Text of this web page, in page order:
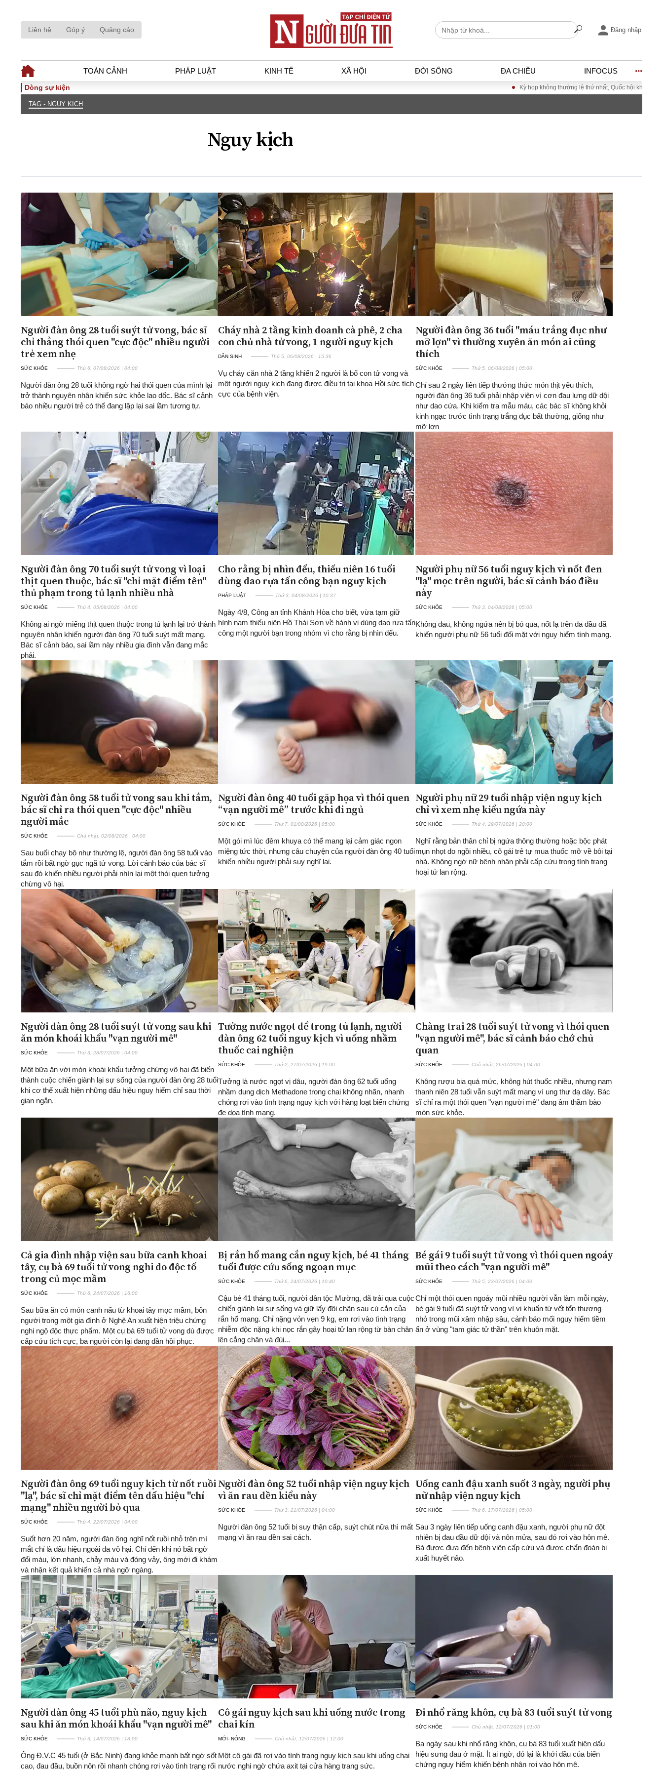
Liên hệ Góp ý Quảng cáo Đăng nhập
TOÀN CẢNH PHÁP LUẬT KINH TẾ XÃ HỘI ĐỜI SỐNG ĐA CHIỀU INFOCUS
TOÀN CẢNH
Thế giới
Góc nhìn luật gia
Hồ sơ điều tra
An ninh - Hình sự
Xu hướng thị trường
Tiêu dùng và dư luận
Công nghệ
Giao thông – Đô thị
ĐA CHIỀU
Quan điểm
Xi nhan Trái Phải
Bạn đọc viết
INFOCUS
Đăng ký tin tức mới
Dòng sự kiện Kỳ họp không thường lệ thứ nhất, Quốc hội khóa XVI Đưa Nghị
TAG - NGUY KỊCH
Nguy kịch
Người đàn ông 28 tuổi suýt tử vong, bác sĩ
chỉ thẳng thói quen "cực độc" nhiều người
trẻ xem nhẹ
SỨC KHỎE Thứ 6, 07/08/2026 | 04:00
Người đàn ông 28 tuổi không ngờ hai thói quen của mình lại
trở thành nguyên nhân khiến sức khỏe lao dốc. Bác sĩ cảnh
báo nhiều người trẻ có thể đang lặp lại sai lầm tương tự.
Cháy nhà 2 tầng kinh doanh cà phê, 2 cha
con chủ nhà tử vong, 1 người nguy kịch
DÂN SINH Thứ 5, 06/08/2026 | 15:36
Vụ cháy căn nhà 2 tầng khiến 2 người là bố con tử vong và
một người nguy kịch đang được điều trị tại khoa Hồi sức tích
cực của bệnh viện.
Người đàn ông 36 tuổi "máu trắng đục như
mỡ lợn" vì thường xuyên ăn món ai cũng
thích
SỨC KHỎE Thứ 5, 06/08/2026 | 05:00
Chỉ sau 2 ngày liên tiếp thưởng thức món thịt yêu thích,
người đàn ông 36 tuổi phải nhập viện vì cơn đau lưng dữ dội
như dao cứa. Khi kiểm tra mẫu máu, các bác sĩ không khỏi
kinh ngạc trước tình trạng trắng đục bất thường, giống như
mỡ lợn
Người đàn ông 70 tuổi suýt tử vong vì loại
thịt quen thuộc, bác sĩ "chỉ mặt điểm tên"
thủ phạm trong tủ lạnh nhiều nhà
SỨC KHỎE Thứ 4, 05/08/2026 | 04:00
Không ai ngờ miếng thịt quen thuộc trong tủ lạnh lại trở thành
nguyên nhân khiến người đàn ông 70 tuổi suýt mất mạng.
Bác sĩ cảnh báo, sai lầm này nhiều gia đình vẫn đang mắc
phải.
Cho rằng bị nhìn đểu, thiếu niên 16 tuổi
dùng dao rựa tấn công bạn nguy kịch
PHÁP LUẬT Thứ 3, 04/08/2026 | 10:37
Ngày 4/8, Công an tỉnh Khánh Hòa cho biết, vừa tạm giữ
hình nam thiếu niên Hồ Thái Sơn về hành vi dùng dao rựa tấn
công một người bạn trong nhóm vì cho rằng bị nhìn đểu.
Người phụ nữ 56 tuổi nguy kịch vì nốt đen
"lạ" mọc trên người, bác sĩ cảnh báo điều
này
SỨC KHỎE Thứ 3, 04/08/2026 | 05:00
Không đau, không ngứa nên bị bỏ qua, nốt lạ trên da đầu đã
khiến người phụ nữ 56 tuổi đối mặt với nguy hiểm tính mạng.
Người đàn ông 58 tuổi tử vong sau khi tắm,
bác sĩ chỉ ra thói quen "cực độc" nhiều
người mắc
SỨC KHỎE Chủ nhật, 02/08/2026 | 04:00
Sau buổi chạy bộ như thường lệ, người đàn ông 58 tuổi vào
tắm rồi bất ngờ gục ngã tử vong. Lời cảnh báo của bác sĩ
sau đó khiến nhiều người phải nhìn lại một thói quen tưởng
chừng vô hại.
Người đàn ông 40 tuổi gặp họa vì thói quen
“vạn người mê” trước khi đi ngủ
SỨC KHỎE Thứ 7, 01/08/2026 | 05:00
Một gói mì lúc đêm khuya có thể mang lại cảm giác ngon
miệng tức thời, nhưng câu chuyện của người đàn ông 40 tuổi
khiến nhiều người phải suy nghĩ lại.
Người phụ nữ 29 tuổi nhập viện nguy kịch
chỉ vì xem nhẹ kiểu ngứa này
SỨC KHỎE Thứ 4, 29/07/2026 | 20:00
Nghĩ rằng bản thân chỉ bị ngứa thông thường hoặc bộc phát
mụn nhọt do ngồi nhiều, cô gái trẻ tự mua thuốc mỡ về bôi tại
nhà. Không ngờ nữ bệnh nhân phải cấp cứu trong tình trạng
hoại tử lan rộng.
Người đàn ông 28 tuổi suýt tử vong sau khi
ăn món khoái khẩu "vạn người mê"
SỨC KHỎE Thứ 3, 28/07/2026 | 04:00
Một bữa ăn với món khoái khẩu tưởng chừng vô hại đã biến
thành cuộc chiến giành lại sự sống của người đàn ông 28 tuổi
khi cơ thể xuất hiện những dấu hiệu nguy hiểm chỉ sau thời
gian ngắn.
Tưởng nước ngọt để trong tủ lạnh, người
đàn ông 62 tuổi nguy kịch vì uống nhầm
thuốc cai nghiện
SỨC KHỎE Thứ 2, 27/07/2026 | 19:00
Tưởng là nước ngọt vị dâu, người đàn ông 62 tuổi uống
nhầm dung dịch Methadone trong chai không nhãn, nhanh
chóng rơi vào tình trạng nguy kịch với hàng loạt biến chứng
đe dọa tính mạng.
Chàng trai 28 tuổi suýt tử vong vì thói quen
"vạn người mê", bác sĩ cảnh báo chớ chủ
quan
SỨC KHỎE Chủ nhật, 26/07/2026 | 04:00
Không rượu bia quá mức, không hút thuốc nhiều, nhưng nam
thanh niên 28 tuổi vẫn suýt mất mạng vì ung thư dạ dày. Bác
sĩ chỉ ra một thói quen "vạn người mê" đang âm thầm bào
mòn sức khỏe.
Cả gia đình nhập viện sau bữa canh khoai
tây, cụ bà 69 tuổi tử vong nghi do độc tố
trong củ mọc mầm
SỨC KHỎE Thứ 6, 24/07/2026 | 16:00
Sau bữa ăn có món canh nấu từ khoai tây mọc mầm, bốn
người trong một gia đình ở Nghệ An xuất hiện triệu chứng
nghi ngộ độc thực phẩm. Một cụ bà 69 tuổi tử vong dù được
cấp cứu tích cực, ba người còn lại đang dần hồi phục.
Bị rắn hổ mang cắn nguy kịch, bé 41 tháng
tuổi được cứu sống ngoạn mục
SỨC KHỎE Thứ 6, 24/07/2026 | 10:40
Cậu bé 41 tháng tuổi, người dân tộc Mường, đã trải qua cuộc
chiến giành lại sự sống và giữ lấy đôi chân sau cú cắn của
rắn hổ mang. Chỉ nặng vỏn vẹn 9 kg, em rơi vào tình trạng
nhiễm độc nặng khi nọc rắn gây hoại tử lan rộng từ bàn chân
lên cẳng chân và đùi...
Bé gái 9 tuổi suýt tử vong vì thói quen ngoáy
mũi theo cách "vạn người mê"
SỨC KHỎE Thứ 5, 23/07/2026 | 04:00
Chỉ một thói quen ngoáy mũi nhiều người vẫn làm mỗi ngày,
bé gái 9 tuổi đã suýt tử vong vì vi khuẩn từ vết tổn thương
nhỏ trong mũi xâm nhập sâu, cảnh báo mối nguy hiểm tiềm
ẩn ở vùng "tam giác tử thần" trên khuôn mặt.
Người đàn ông 69 tuổi nguy kịch từ nốt ruồi
"lạ", bác sĩ chỉ mặt điểm tên dấu hiệu "chí
mạng" nhiều người bỏ qua
SỨC KHỎE Thứ 4, 22/07/2026 | 04:00
Suốt hơn 20 năm, người đàn ông nghĩ nốt ruồi nhỏ trên mí
mắt chỉ là dấu hiệu ngoài da vô hại. Chỉ đến khi nó bất ngờ
đổi màu, lớn nhanh, chảy máu và đóng vảy, ông mới đi khám
và nhận kết quả khiến cả nhà ngỡ ngàng.
Người đàn ông 52 tuổi nhập viện nguy kịch
vì ăn rau dền kiểu này
SỨC KHỎE Thứ 3, 21/07/2026 | 04:00
Người đàn ông 52 tuổi bị suy thận cấp, suýt chút nữa thì mất
mạng vì ăn rau dền sai cách.
Uống canh đậu xanh suốt 3 ngày, người phụ
nữ nhập viện nguy kịch
SỨC KHỎE Thứ 6, 17/07/2026 | 05:00
Sau 3 ngày liên tiếp uống canh đậu xanh, người phụ nữ đột
nhiên bị đau đầu dữ dội và nôn mửa, sau đó rơi vào hôn mê.
Bà được đưa đến bệnh viện cấp cứu và được chẩn đoán bị
xuất huyết não.
Người đàn ông 45 tuổi phù não, nguy kịch
sau khi ăn món khoái khẩu "vạn người mê"
SỨC KHỎE Thứ 3, 14/07/2026 | 18:00
Ông Đ.V.C 45 tuổi (ở Bắc Ninh) đang khỏe mạnh bất ngờ sốt
cao, đau đầu, buồn nôn rồi nhanh chóng rơi vào tình trạng rối
Cô gái nguy kịch sau khi uống nước trong
chai kín
MỚI- NÓNG Chủ nhật, 12/07/2026 | 12:00
Một cô gái đã rơi vào tình trạng nguy kịch sau khi uống chai
nước nghi ngờ chứa axit tại cửa hàng trang sức.
Đi nhổ răng khôn, cụ bà 83 tuổi suýt tử vong
SỨC KHỎE Chủ nhật, 12/07/2026 | 01:00
Ba ngày sau khi nhổ răng khôn, cụ bà 83 tuổi xuất hiện dấu
hiệu sưng đau ở mặt. Ít ai ngờ, đó lại là khởi đầu của biến
chứng nguy hiểm khiến bệnh nhân rơi vào hôn mê.